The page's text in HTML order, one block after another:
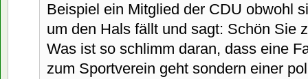
Beispiel ein Mitglied der CDU obwohl
um den Hals fällt und sagt: Schön Sie
Was ist so schlimm daran, dass eine
zum Sportverein geht sondern einer